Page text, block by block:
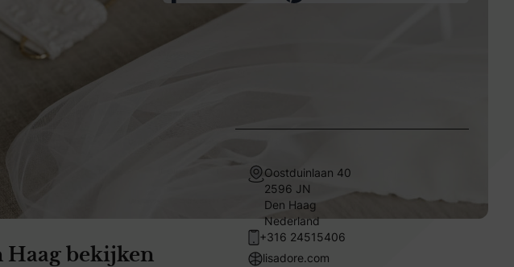
Haag bekijken
Oostduinlaan 40
2596 JN
Den Haag
Nederland
+316 24515406
lisadore.com